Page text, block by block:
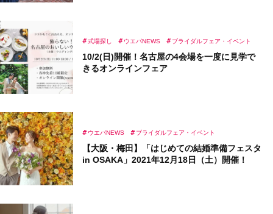
10/2(日)開催！名古屋の4会場を一度に見学で
きるオンラインフェア
式場探し ウエパNEWS ブライダルフェア・イベント
【大阪・梅田】「はじめての結婚準備フェスタ
in OSAKA」2021年12月18日（土）開催！
ウエパNEWS ブライダルフェア・イベント